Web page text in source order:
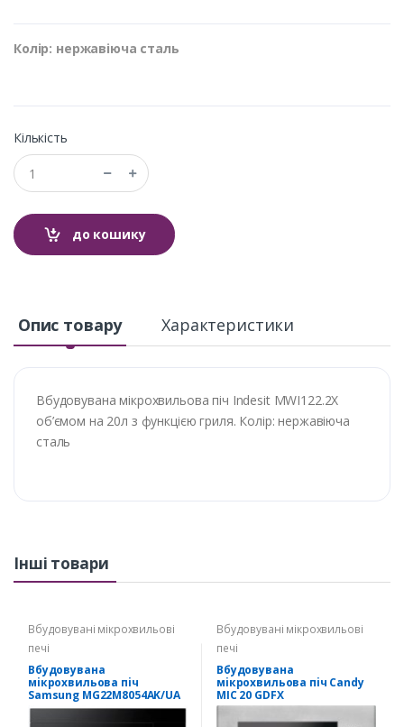
Колір: нержавіюча сталь
Кількість
до кошику
Опис товару Характеристики
Вбудовувана мiкрохвильова пiч Indesit MWI122.2X
об’ємом на 20л з функцією гриля. Колір: нержавіюча
сталь
Інші товари
Вбудовувані мікрохвильові
печі
Вбудовувана
мiкрохвильова пiч
Samsung MG22M8054AK/UA
Вбудовувані мікрохвильові
печі
Вбудовувана
мiкрохвильова пiч Candy
MIC 20 GDFX